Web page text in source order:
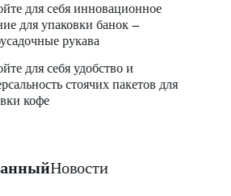
для себя инновационное
для упаковки банок –
рукава
для себя удобство и
стоячих пакетов для
кофе
Новости